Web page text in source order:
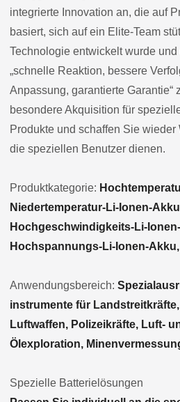
integrierte Innovation an, die auf
basiert, sich auf ein Elite-Team
Technologie entwickelt wurde
„schnelle Reaktion, bessere
Anpassung, garantierte Garantie“
besondere Akquisition für
Produkte und schaffen Sie wieder
die speziellen Benutzer dienen.
Produktkategorie:
Niedertemperatur-Li-Ionen-
Hochgeschwindigkeits-Li-
Hochspannungs-Li-Ionen-
Anwendungsbereich:
instrumente für
Luftwaffen, Polizeikräfte, Luft-
Ölexploration,
Spezielle Batterielösungen